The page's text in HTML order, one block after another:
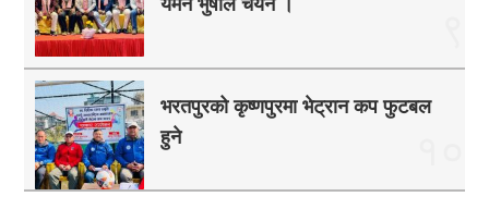
यमन भुषाल चयन ।
भरतपुरको कृष्णपुरमा भेट्रान कप फुटबल
हुने